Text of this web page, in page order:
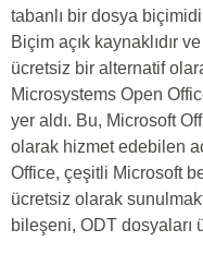
tabanlı bir dosya
Biçim açık kaynaklıdır
ücretsiz bir alternatif
Microsystems Open
yer aldı. Bu, Microsoft
olarak hizmet edebilen
Office, çeşitli Microsoft
ücretsiz olarak
bileşeni, ODT dosyaları